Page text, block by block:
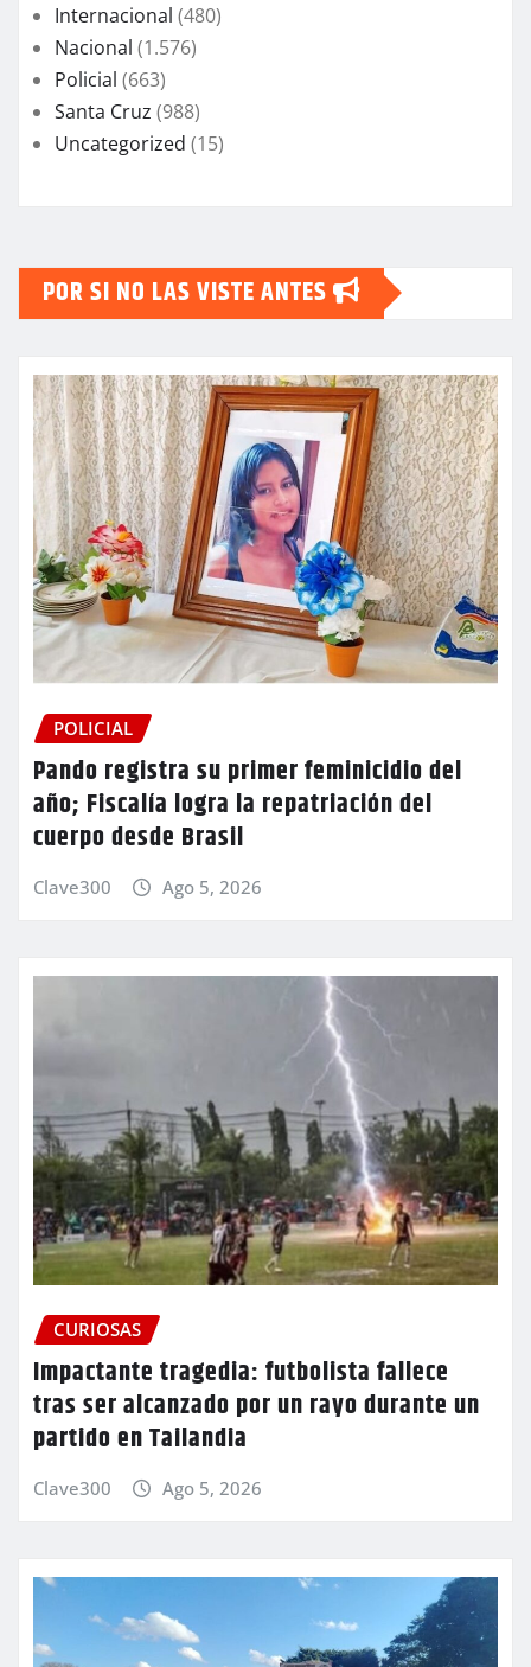
Internacional (480)
Nacional (1.576)
Policial (663)
Santa Cruz (988)
Uncategorized (15)
POR SI NO LAS VISTE ANTES
POLICIAL
Pando registra su primer feminicidio del
año; Fiscalía logra la repatriación del
cuerpo desde Brasil
Clave300 Ago 5, 2026
CURIOSAS
Impactante tragedia: futbolista fallece
tras ser alcanzado por un rayo durante un
partido en Tailandia
Clave300 Ago 5, 2026